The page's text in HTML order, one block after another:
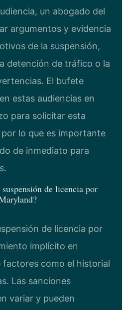
un abogado del
argumentos y evidencia
de la suspensión,
detención de tráfico o la
El bufete
estas audiencias en
para solicitar esta
lo que es importante
de inmediato para
de licencia por
de licencia por
implícito en
factores como el historial
Las sanciones
variar y pueden